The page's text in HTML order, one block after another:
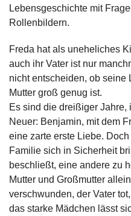
o
g
V
r
s
c
h
a
u
a
n
d
e
Lebensgeschichte mit
Rollenbildern.
Freda hat als uneheliches
auch ihr Vater ist nur
nicht entscheiden, ob seine
Mutter groß genug ist.
Es sind die dreißiger Jahre,
Neuer: Benjamin, mit dem
eine zarte erste Liebe.
Familie sich in Sicherheit
beschließt, eine andere zu
Mutter und Großmutter
verschwunden, der Vater
das starke Mädchen lässt